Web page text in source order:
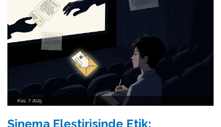
Kas, 7 2025
Sinema Eleştirisinde Etik: